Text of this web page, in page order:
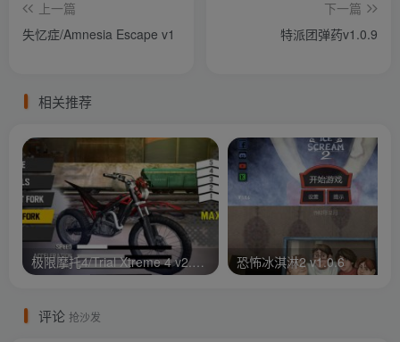
上一篇
失忆症/Amnesia Escape v1
下一篇
特派团弹药v1.0.9
相关推荐
极限摩托4/Trial Xtreme 4 v2.11.0.2 恐怖冰淇淋2 v1.0.6
评论 抢沙发